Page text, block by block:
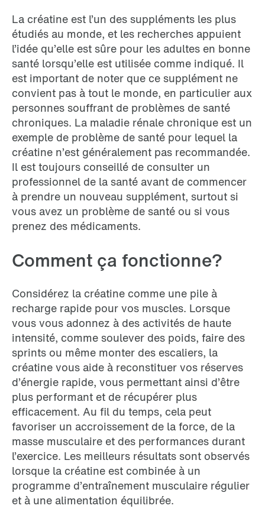
La créatine est l’un des suppléments les plus
étudiés au monde, et les recherches appuient
l’idée qu’elle est sûre pour les adultes en bonne
santé lorsqu’elle est utilisée comme indiqué. Il
est important de noter que ce supplément ne
convient pas à tout le monde, en particulier aux
personnes souffrant de problèmes de santé
chroniques. La maladie rénale chronique est un
exemple de problème de santé pour lequel la
créatine n’est généralement pas recommandée.
Il est toujours conseillé de consulter un
professionnel de la santé avant de commencer
à prendre un nouveau supplément, surtout si
vous avez un problème de santé ou si vous
prenez des médicaments.
Comment ça fonctionne?
Considérez la créatine comme une pile à
recharge rapide pour vos muscles. Lorsque
vous vous adonnez à des activités de haute
intensité, comme soulever des poids, faire des
sprints ou même monter des escaliers, la
créatine vous aide à reconstituer vos réserves
d’énergie rapide, vous permettant ainsi d’être
plus performant et de récupérer plus
efficacement. Au fil du temps, cela peut
favoriser un accroissement de la force, de la
masse musculaire et des performances durant
l’exercice. Les meilleurs résultats sont observés
lorsque la créatine est combinée à un
programme d’entraînement musculaire régulier
et à une alimentation équilibrée.